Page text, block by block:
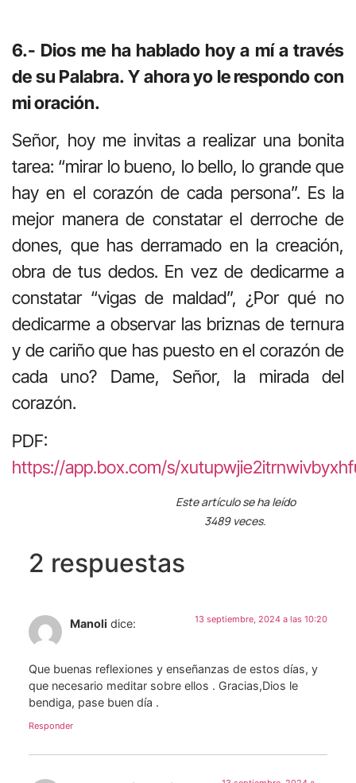
6.- Dios me ha hablado hoy a mí a través
de su Palabra. Y ahora yo le respondo con
mi oración.
Señor, hoy me invitas a realizar una bonita
tarea: “mirar lo bueno, lo bello, lo grande que
hay en el corazón de cada persona”. Es la
mejor manera de constatar el derroche de
dones, que has derramado en la creación,
obra de tus dedos. En vez de dedicarme a
constatar “vigas de maldad”, ¿Por qué no
dedicarme a observar las briznas de ternura
y de cariño que has puesto en el corazón de
cada uno? Dame, Señor, la mirada del
corazón.
PDF:
https://app.box.com/s/
Este artículo se ha leído
3489 veces.
2 respuestas
Manoli dice: 13 septiembre, 2024 a las 10:20
Que buenas reflexiones y enseñanzas de estos días, y
que necesario meditar sobre ellos . Gracias,Dios le
bendiga, pase buen día .
Responder